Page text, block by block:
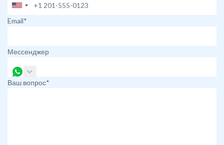
Email*
Мессенджер
Ваш вопрос*